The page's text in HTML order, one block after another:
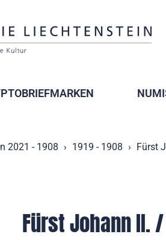
2021 - 1908 1919 - 1908 Fürst
Fürst Johann II.